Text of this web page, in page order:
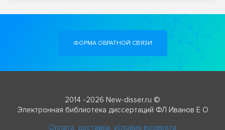
ФОРМА ОБРАТНОЙ СВЯЗИ
2014 -2026 New-disser.ru ©
Электронная библиотека диссертаций ФЛ Иванов Е О
Оплата, доставка, условия возврата